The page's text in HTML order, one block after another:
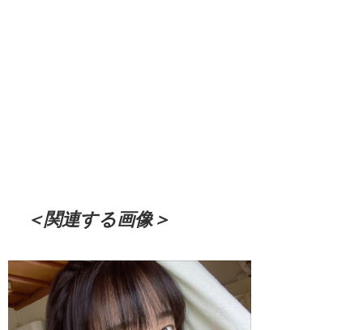
＜関連する画像＞